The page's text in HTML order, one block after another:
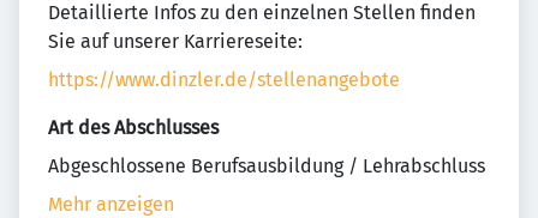
Detaillierte Infos zu den einzelnen Stellen finden
Sie auf unserer Karriereseite:
https://www.dinzler.de/stellenangebote
Art des Abschlusses
Abgeschlossene Berufsausbildung / Lehrabschluss
Mehr anzeigen